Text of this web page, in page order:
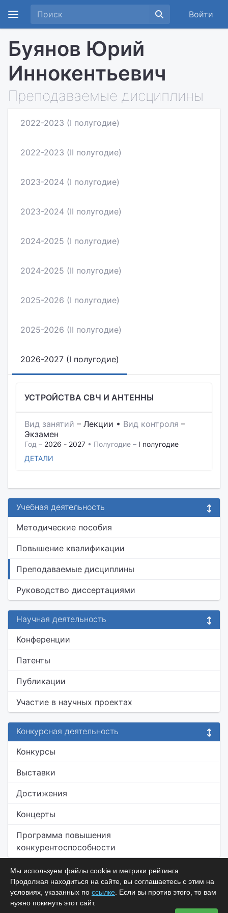
Войти
Буянов Юрий
Иннокентьевич
Преподаваемые дисциплины
2022-2023 (I полугодие)
2022-2023 (II полугодие)
2023-2024 (I полугодие)
2023-2024 (II полугодие)
2024-2025 (I полугодие)
2024-2025 (II полугодие)
2025-2026 (I полугодие)
2025-2026 (II полугодие)
2026-2027 (I полугодие)
УСТРОЙСТВА СВЧ И АНТЕННЫ
Вид занятий – Лекции • Вид контроля –
Экзамен
Год – 2026 - 2027 • Полугодие – I полугодие
ДЕТАЛИ
Учебная деятельность
Методические пособия
Повышение квалификации
Преподаваемые дисциплины
Руководство диссертациями
Научная деятельность
Конференции
Патенты
Публикации
Участие в научных проектах
Конкурсная деятельность
Конкурсы
Выставки
Достижения
Концерты
Программа повышения
конкурентоспособности
Мы используем файлы cookie и метрики рейтинга.
Продолжая находиться на сайте, вы соглашаетесь с этим на
условиях, указанных по ссылке . Если вы против этого, то вам
нужно покинуть этот сайт.